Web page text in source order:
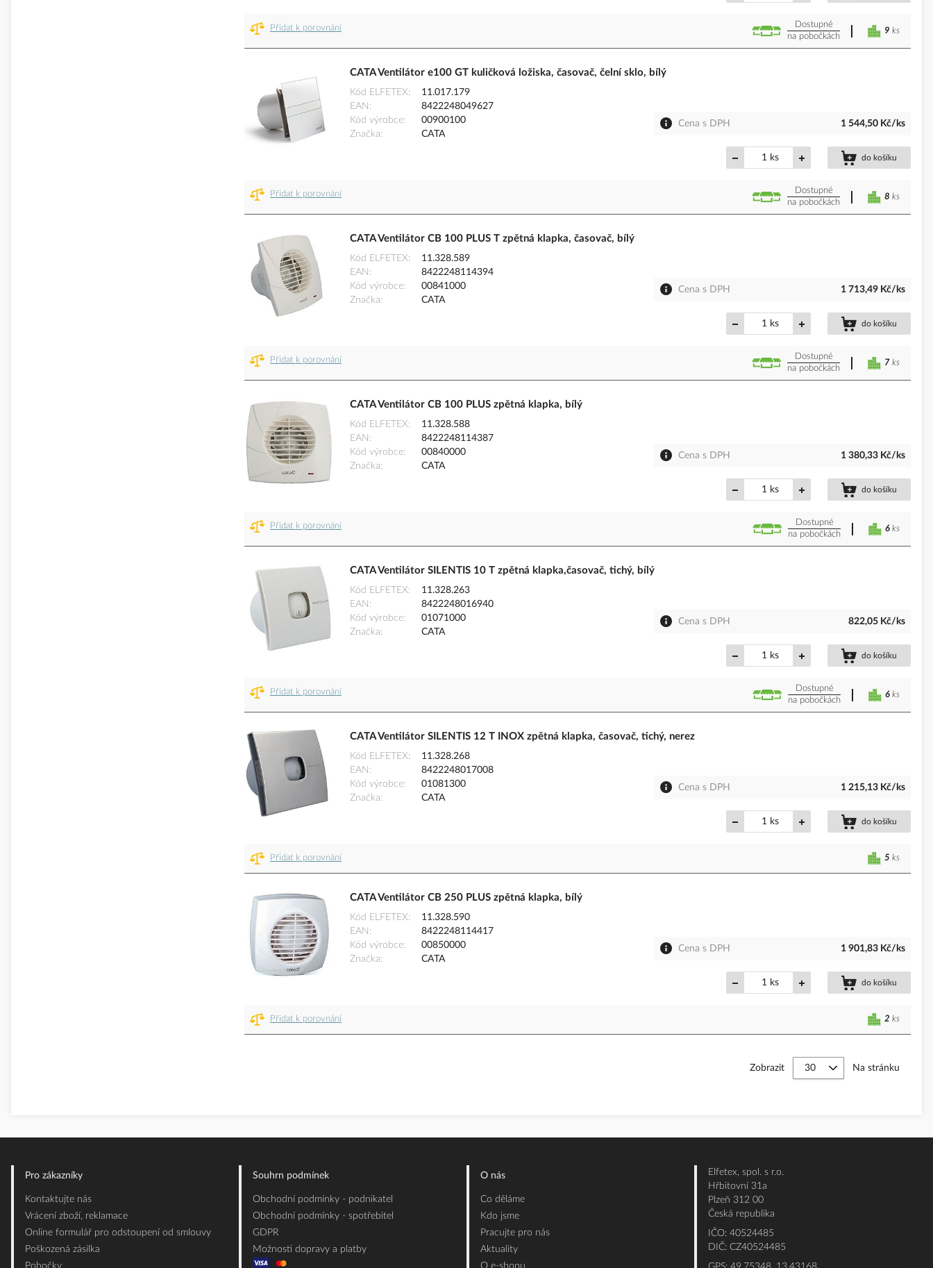
Přidat k porovnání
Dostupné
na pobočkách
9 ks
CATA Ventilátor e100 GT kuličková ložiska, časovač, čelní sklo, bílý
Kód ELFETEX
11.017.179
EAN
8422248049627
Kód výrobce
00900100
Značka
CATA
Cena s DPH 1 544,50 Kč/ks
ks do košíku
Přidat k porovnání
Dostupné
na pobočkách
8 ks
CATA Ventilátor CB 100 PLUS T zpětná klapka, časovač, bílý
Kód ELFETEX
11.328.589
EAN
8422248114394
Kód výrobce
00841000
Značka
CATA
Cena s DPH 1 713,49 Kč/ks
ks do košíku
Přidat k porovnání
Dostupné
na pobočkách
7 ks
CATA Ventilátor CB 100 PLUS zpětná klapka, bílý
Kód ELFETEX
11.328.588
EAN
8422248114387
Kód výrobce
00840000
Značka
CATA
Cena s DPH 1 380,33 Kč/ks
ks do košíku
Přidat k porovnání
Dostupné
na pobočkách
6 ks
CATA Ventilátor SILENTIS 10 T zpětná klapka,časovač, tichý, bílý
Kód ELFETEX
11.328.263
EAN
8422248016940
Kód výrobce
01071000
Značka
CATA
Cena s DPH 822,05 Kč/ks
ks do košíku
Přidat k porovnání
Dostupné
na pobočkách
6 ks
CATA Ventilátor SILENTIS 12 T INOX zpětná klapka, časovač, tichý, nerez
Kód ELFETEX
11.328.268
EAN
8422248017008
Kód výrobce
01081300
Značka
CATA
Cena s DPH 1 215,13 Kč/ks
ks do košíku
Přidat k porovnání 5 ks
CATA Ventilátor CB 250 PLUS zpětná klapka, bílý
Kód ELFETEX
11.328.590
EAN
8422248114417
Kód výrobce
00850000
Značka
CATA
Cena s DPH 1 901,83 Kč/ks
ks do košíku
Přidat k porovnání 2 ks
Zobrazit Na stránku
Pro zákazníky
Kontaktujte nás
Vrácení zboží, reklamace
Online formulář pro odstoupení od smlouvy
Poškozená zásilka
Souhrn podmínek
Obchodní podmínky - podnikatel
Obchodní podmínky - spotřebitel
GDPR
Možnosti dopravy a platby
O nás
Co děláme
Kdo jsme
Pracujte pro nás
Aktuality
Elfetex, spol. s r.o.
Hřbitovní 31a
Plzeň 312 00
Česká republika
IČO: 40524485
DIČ: CZ40524485